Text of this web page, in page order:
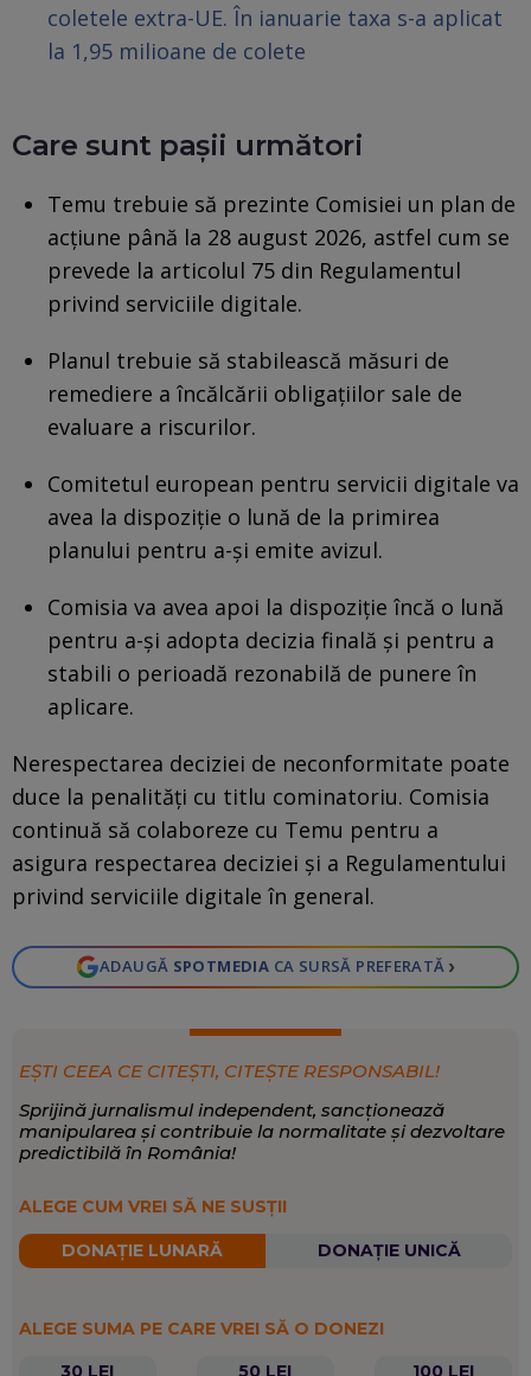
coletele extra-UE. În ianuarie taxa s-a aplicat
la 1,95 milioane de colete
Care sunt pașii următori
Temu trebuie să prezinte Comisiei un plan de
acţiune până la 28 august 2026, astfel cum se
prevede la articolul 75 din Regulamentul
privind serviciile digitale.
Planul trebuie să stabilească măsuri de
remediere a încălcării obligaţiilor sale de
evaluare a riscurilor.
Comitetul european pentru servicii digitale va
avea la dispoziţie o lună de la primirea
planului pentru a-şi emite avizul.
Comisia va avea apoi la dispoziţie încă o lună
pentru a-şi adopta decizia finală şi pentru a
stabili o perioadă rezonabilă de punere în
aplicare.
Nerespectarea deciziei de neconformitate poate
duce la penalităţi cu titlu cominatoriu. Comisia
continuă să colaboreze cu Temu pentru a
asigura respectarea deciziei şi a Regulamentului
privind serviciile digitale în general.
ADAUGĂ SPOTMEDIA CA SURSĂ PREFERATĂ ›
EȘTI CEEA CE CITEȘTI, CITEȘTE RESPONSABIL!
Sprijină jurnalismul independent, sancționează
manipularea și contribuie la normalitate și dezvoltare
predictibilă în România!
ALEGE CUM VREI SĂ NE SUSȚII
DONAȚIE LUNARĂ DONAȚIE UNICĂ
ALEGE SUMA PE CARE VREI SĂ O DONEZI
30 LEI
50 LEI 100 LEI